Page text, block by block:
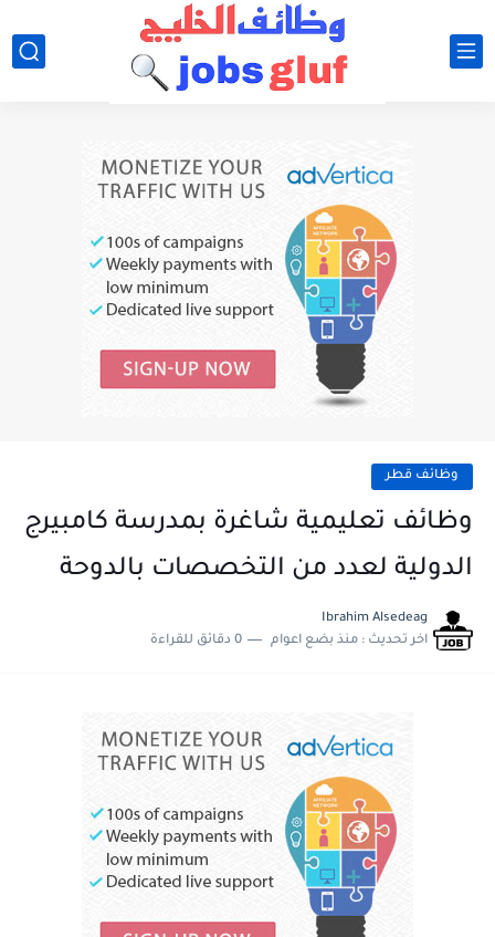
وظائف قطر
وظائف تعليمية شاغرة بمدرسة كامبيرج
الدولية لعدد من التخصصات بالدوحة
Ibrahim Alsedeag
اخر تحديث : منذ بضع اعوام 0 دقائق للقراءة